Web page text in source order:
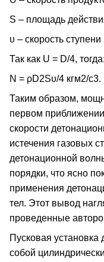
S – площадь
υ – скорость
Так как U = D/4, тогда:
N = ρD2Sυ/4 кгм2/с3.
Таким образом,
первом
скорости
истечения газовых
детонационной
порядки, что ясно
применения
тел. Этот вывод
проведенные
Пусковая установка
собой